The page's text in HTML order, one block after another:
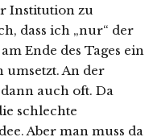
Institution zu
dass ich „nur“ der
Ende des Tages ein
umsetzt. An der
auch oft. Da
schlechte
Aber man muss da